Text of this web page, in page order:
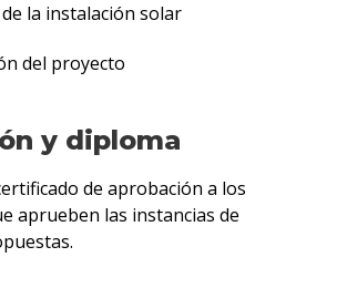
la instalación solar
del proyecto
y diploma
de aprobación a los
aprueben las instancias de